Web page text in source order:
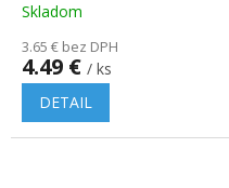
Skladom
3.65 € bez DPH
4.49 € / ks
DETAIL